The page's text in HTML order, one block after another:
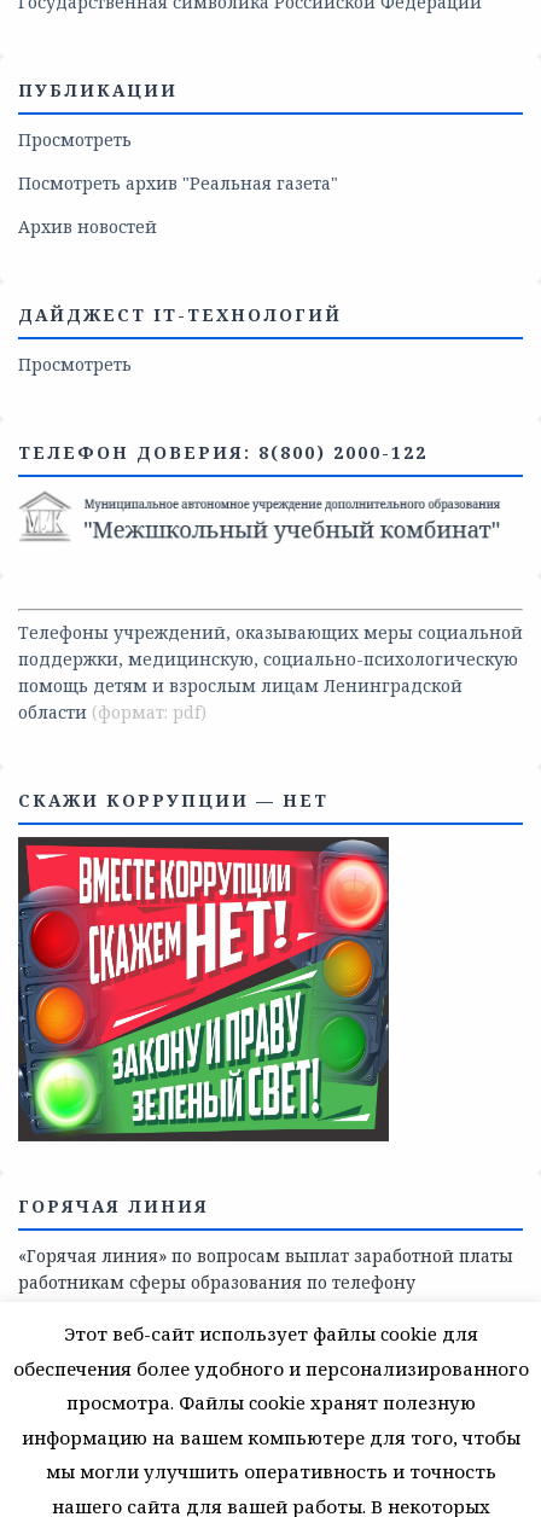
ПУБЛИКАЦИИ
Просмотреть
Посмотреть архив "Реальная газета"
Архив новостей
ДАЙДЖЕСТ IT-ТЕХНОЛОГИЙ
Просмотреть
ТЕЛЕФОН ДОВЕРИЯ: 8(800) 2000-122
Телефоны учреждений, оказывающих меры социальной
поддержки, медицинскую, социально-психологическую
помощь детям и взрослым лицам Ленинградской
области
СКАЖИ КОРРУПЦИИ — НЕТ
Этот веб-сайт использует файлы cookie для
обеспечения более удобного и персонализированного
просмотра. Файлы cookie хранят полезную
информацию на вашем компьютере для того, чтобы
мы могли улучшить оперативность и точность
нашего сайта для вашей работы. В некоторых